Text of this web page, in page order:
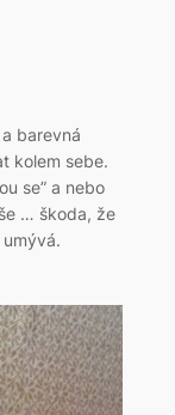
barevná
kolem sebe.
se” a nebo
… škoda, že